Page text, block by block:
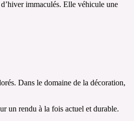
immaculés. Elle véhicule une
Dans le domaine de la décoration,
un rendu à la fois actuel et durable.